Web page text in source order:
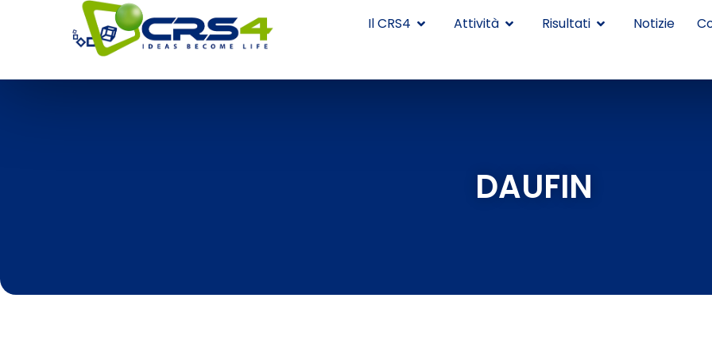
Il CRS4 Attività Risultati Notizie
DAUFIN